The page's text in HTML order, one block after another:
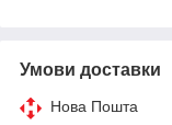
Умови доставки
Нова Пошта